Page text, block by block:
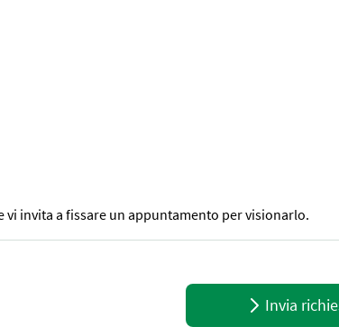
invita a fissare un appuntamento per visionarlo.
tandem - Carico massimo ammesso: 2.000 kg -
Invia